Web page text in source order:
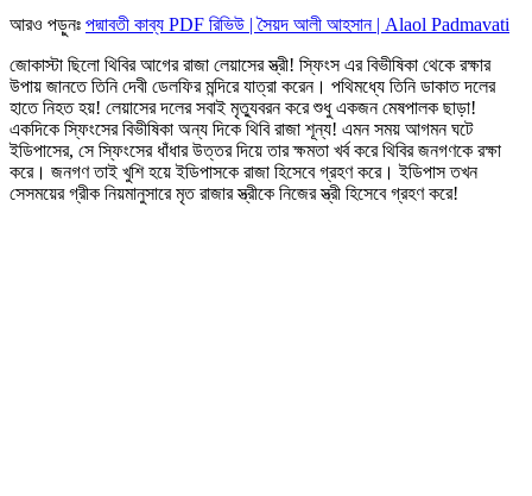
আরও পড়ুনঃ পদ্মাবতী কাব্য PDF রিভিউ | সৈয়দ আলী আহসান | Alaol Padmavati
জোকাস্টা ছিলো থিবির আগের রাজা লেয়াসের স্ত্রী! স্ফিংস এর বিভীষিকা থেকে রক্ষার
উপায় জানতে তিনি দেবী ডেলফির মন্দিরে যাত্রা করেন। পথিমধ্যে তিনি ডাকাত দলের
হাতে নিহত হয়! লেয়াসের দলের সবাই মৃত্যুবরন করে শুধু একজন মেষপালক ছাড়া!
একদিকে স্ফিংসের বিভীষিকা অন্য দিকে থিবি রাজা শূন্য! এমন সময় আগমন ঘটে
ইডিপাসের, সে স্ফিংসের ধাঁধার উত্তর দিয়ে তার ক্ষমতা খর্ব করে থিবির জনগণকে রক্ষা
করে। জনগণ তাই খুশি হয়ে ইডিপাসকে রাজা হিসেবে গ্রহণ করে। ইডিপাস তখন
সেসময়ের গ্রীক নিয়মানুসারে মৃত রাজার স্ত্রীকে নিজের স্ত্রী হিসেবে গ্রহণ করে!